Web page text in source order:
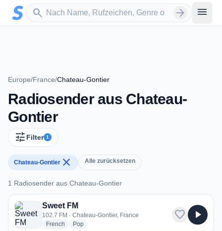
Zum Hauptinhalt springen
search
Sender suchen arrow_forward menu
Europe/France/Chateau-Gontier
Radiosender aus Chateau-
Gontier
tune Filter 1
Chateau-Gontier close Alle zurücksetzen
1 Radiosender aus Chateau-Gontier
1 Radiosender aus Chateau-Gontier
Sweet FM
102.7 FM · Chateau-Gontier, France
French radio stations
Popradio stations
favorite play_arrow